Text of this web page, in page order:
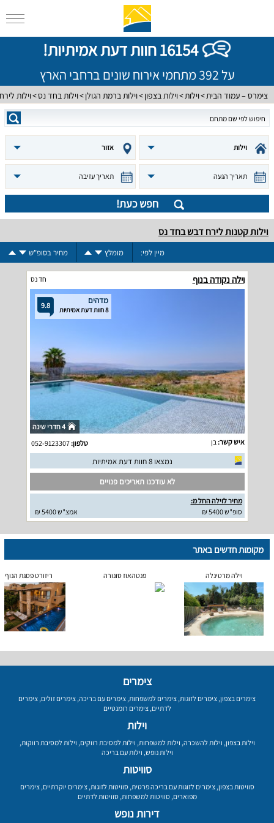
16154 חוות דעת אמיתיות!
על 392 מתחמי אירוח שונים ברחבי הארץ
צימרס – עמוד הבית וילות וילות בצפון וילות ברמת הגולן וילות בחד נס וילות
וילות אזור
תאריך הגעה תאריך עזיבה
חפש כעת!
וילות קטנות לירח דבש בחד נס
מיין לפי: מומלץ מחיר בסופ"ש
וילה נקודה בנוף חד נס
9.8 מדהים
8 חוות דעת אמיתיות
4 חדרי שינה
איש קשר: בן טלפון:052-9123307
נמצאו 8 חוות דעת אמיתיות
לא עודכנו תאריכים פנויים
מחיר לוילה החל מ:
סופ"ש 5400 ₪
אמצ"ש 5400 ₪
מקומות חדשים באתר
וילה מרטינלה פנטהאוז סונורה ריזורט פסגת הנוף
צימרים
צימרים בצפון, צימרים לזוגות, צימרים למשפחות, צימרים עם בריכה, צימרים זולים, צימרים
לדתיים,צימרים רומנטיים
וילות
וילות בצפון, וילות להשכרה, וילות למשפחות, וילות למסיבת רווקים, וילות למסיבת רווקות,
וילות נופש, וילות עם בריכה
סוויטות
סוויטות בצפון,צימרים לזוגות עם בריכה פרטית,סוויטות לזוגות,צימרים יוקרתיים,צימרים
מפוארים,סוויטות למשפחות,סוויטות לדתיים
דירות נופש